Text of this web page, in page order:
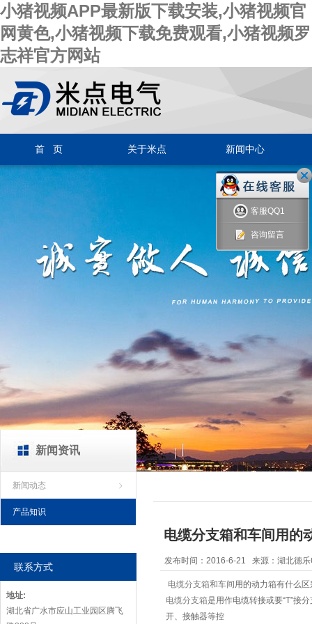
小猪视频APP最新版下载安装,小猪视频官
网黄色,小猪视频下载免费观看,小猪视频罗
志祥官方网站
首 页 关于米点 新闻中心
新闻资讯
新闻动态
产品知识
联系方式
地址:
湖北省广水市应山工业园区腾飞
电缆分支箱和车间用的动
发布时间：2016-6-21 来源：湖北
电缆分支箱和车间用的动力箱有什么区别
电缆分支箱是用作电缆转接或要“T”接分
开、接触器等控
客服QQ1
咨询留言